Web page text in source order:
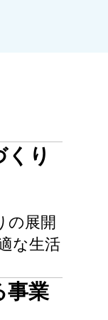
り
の展開
な生活
事業